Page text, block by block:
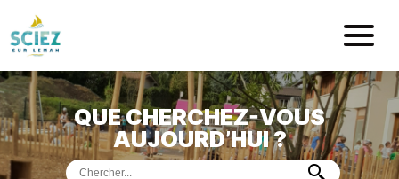
Mairie de
ACCUEIL
VOTREMAIRIE
QUE CHERCHEZ-VOUS
AUJOURD’HUI ?